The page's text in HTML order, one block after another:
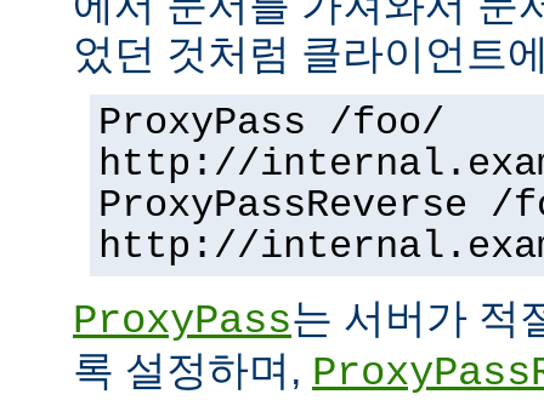
었던 것처럼 클라이언트
ProxyPass /foo/
http://
ProxyPassReverse /
http://
ProxyPass는 서버가 적
록 설정하며,